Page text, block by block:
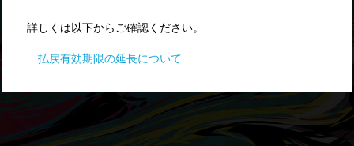
詳しくは以下からご確認ください。
払戻有効期限の延長について